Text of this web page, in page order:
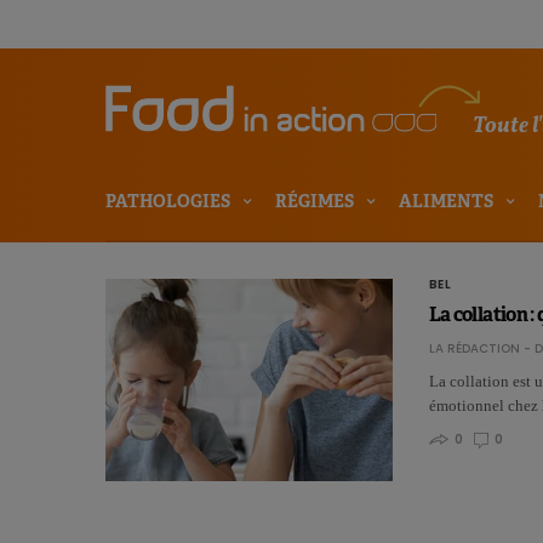
Toute
PATHOLOGIES RÉGIMES ALIMENTS
BEL
La collation :
LA RÉDACTION -
La collation est
émotionnel chez
0
0